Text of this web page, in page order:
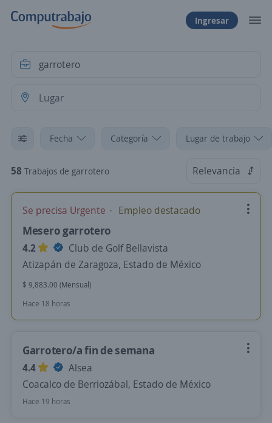
Ingresar
Fecha Categoría Lugar de trabajo
58 Trabajos de garrotero Relevancia
Se precisa Urgente Empleo destacado
Mesero garrotero
4.2
Club de Golf Bellavista
Atizapán de Zaragoza, Estado de México
$ 9,883.00 (Mensual)
Hace 18 horas
Garrotero/a fin de semana
4.4
Alsea
Coacalco de Berriozábal, Estado de México
Hace 19 horas